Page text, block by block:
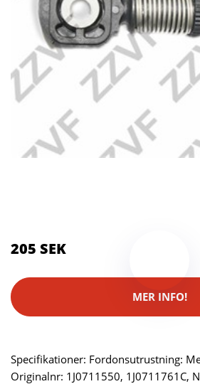
205 SEK
MER INFO!
Specifikationer: Fordonsutrustning:
Originalnr: 1J0711550, 1J0711761C,